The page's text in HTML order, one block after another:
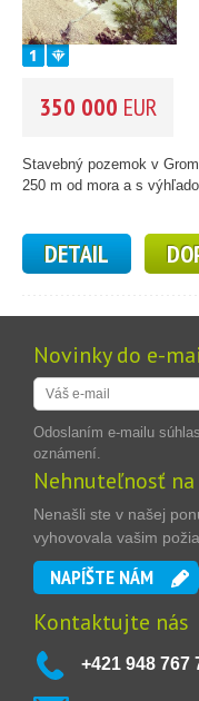
350 000 EUR
Stavebný pozemok v
250 m od mora a s
DETAIL
Novinky do e-
Odoslaním e-mailu
oznámení.
Nehnuteľnosť
Nenašli ste v našej
vyhovovala vašim
NAPÍŠTE NÁM
Kontaktujte nás
+421 948 767